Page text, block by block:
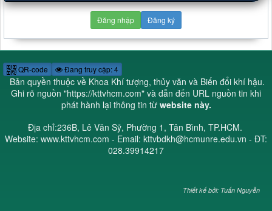
Đăng nhập Đăng ký
QR-code Đang truy cập: 4
Bản quyền thuộc về Khoa Khí tượng, thủy văn và Biến đổi khí hậu.
Ghi rõ nguồn "https://kttvhcm.com" và dẫn đến URL nguồn tin khi
phát hành lại thông tin từ website này.
Địa chỉ:236B, Lê Văn Sỹ, Phường 1, Tân Bình, TP.HCM.
Website: www.kttvhcm.com - Email: kttvbdkh@hcmunre.edu.vn - ĐT:
028.39914217
Thiết kế bởi: Tuấn Nguyễn